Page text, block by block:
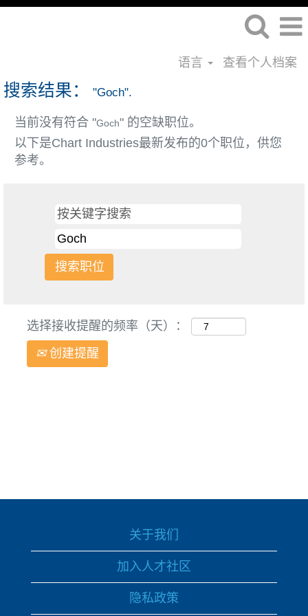
语言 查看个人档案
搜索结果： "Goch".
当前没有符合 "Goch" 的空缺职位。
以下是Chart Industries最新发布的0个职位，供您
参考。
选择接收提醒的频率（天）：
创建提醒
关于我们
加入人才社区
隐私政策